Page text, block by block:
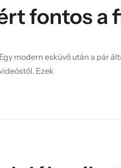
fontos a
modern esküvő után a pár
Ezek